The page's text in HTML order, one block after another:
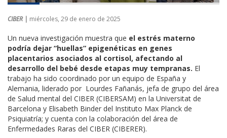
CIBER | miércoles, 29 de enero de 2025
Un nueva investigación muestra que el estrés materno
podría dejar “huellas” epigenéticas en genes
placentarios asociados al cortisol, afectando al
desarrollo del bebé desde etapas muy tempranas. El
trabajo ha sido coordinado por un equipo de España y
Alemania, liderado por Lourdes Fañanás, jefa de grupo del área
de Salud mental del CIBER (CIBERSAM) en la Universitat de
Barcelona y Elisabeth Binder del Instituto Max Planck de
Psiquiatría; y cuenta con la colaboración del área de
Enfermedades Raras del CIBER (CIBERER).